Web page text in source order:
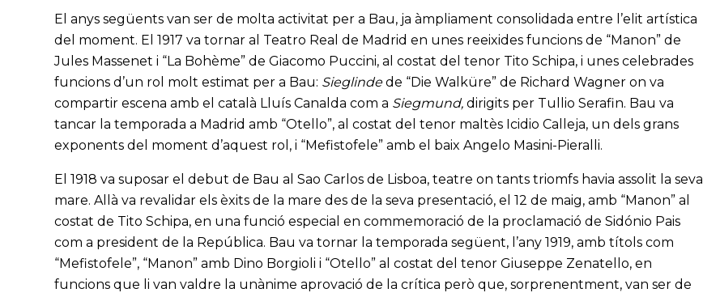
El anys següents van ser de molta activitat per a Bau, ja àmpliament consolidada entre l’elit artística
del moment. El 1917 va tornar al Teatro Real de Madrid en unes reeixides funcions de “Manon” de
Jules Massenet i “La Bohème” de Giacomo Puccini, al costat del tenor Tito Schipa, i unes celebrades
funcions d’un rol molt estimat per a Bau: Sieglindede “Die Walküre” de Richard Wagner on va
compartir escena amb el català Lluís Canalda com a Siegmund,dirigits per Tullio Serafin. Bau va
tancar la temporada a Madrid amb “Otello”, al costat del tenor maltès Icidio Calleja, un dels grans
exponents del moment d’aquest rol, i “Mefistofele” amb el baix Angelo Masini-Pieralli.
El 1918 va suposar el debut de Bau al Sao Carlos de Lisboa, teatre on tants triomfs havia assolit la seva
mare. Allà va revalidar els èxits de la mare des de la seva presentació, el 12 de maig, amb “Manon” al
costat de Tito Schipa, en una funció especial en commemoració de la proclamació de Sidónio Pais
com a president de la República. Bau va tornar la temporada següent, l’any 1919, amb títols com
“Mefistofele”, “Manon” amb Dino Borgioli i “Otello” al costat del tenor Giuseppe Zenatello, en
funcions que li van valdre la unànime aprovació de la crítica però que, sorprenentment, van ser de